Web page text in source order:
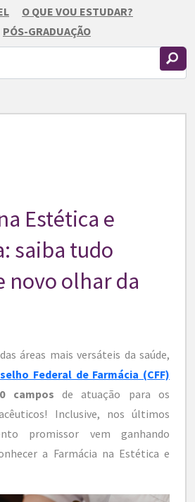
O QUE VOU ESTUDAR?
PÓS-GRADUAÇÃO
Estética e
saiba tudo
novo olhar da
áreas mais versáteis da saúde,
Federal de Farmácia (CFF)
campos de atuação para os
Inclusive, nos últimos
promissor vem ganhando
a Farmácia na Estética e